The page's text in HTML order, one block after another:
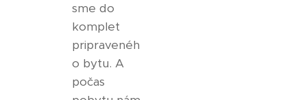
sme do
komplet
pripravenéh
o bytu. A
počas